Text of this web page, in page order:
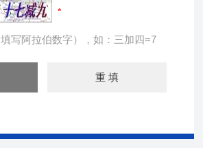
写阿拉伯数字），如：三加四=7